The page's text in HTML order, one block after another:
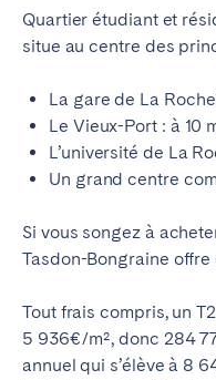
Quartier étudiant et
situe au centre des
La gare de La
Le Vieux-Port : à 10
L’université de La
Un grand centre
Si vous songez à
Tasdon-Bongraine
Tout frais compris, un
5 936€/m², donc 284
annuel qui s’élève à 8